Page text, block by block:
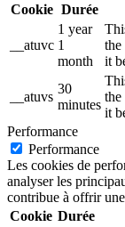
Cookie Durée
__atuvc
1 year
1
month
the
it
__atuvs
30
minutes
the
it
Performance
Performance
Les cookies de
analyser les
contribue à offrir
Cookie Durée